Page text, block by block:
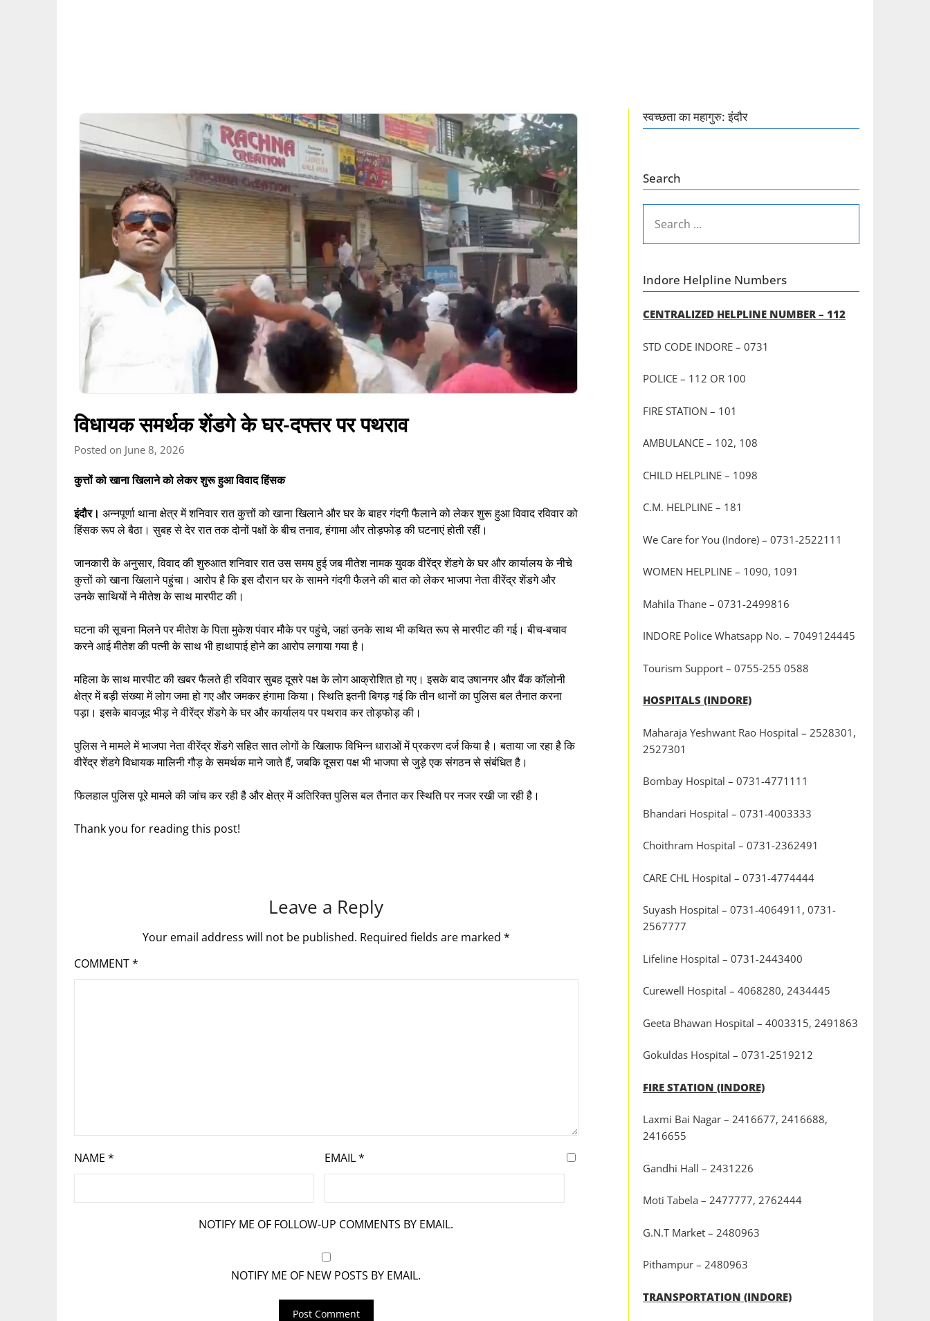
विधायक समर्थक शेंडगे के घर-दफ्तर पर पथराव
Posted on June 8, 2026
कुत्तों को खाना खिलाने को लेकर शुरू हुआ विवाद हिंसक
इंदौर। अन्नपूर्णा थाना क्षेत्र में शनिवार रात कुत्तों को खाना खिलाने और घर के बाहर गंदगी फैलाने को लेकर शुरू हुआ विवाद रविवार को
हिंसक रूप ले बैठा। सुबह से देर रात तक दोनों पक्षों के बीच तनाव, हंगामा और तोड़फोड़ की घटनाएं होती रहीं।
जानकारी के अनुसार, विवाद की शुरुआत शनिवार रात उस समय हुई जब मीतेश नामक युवक वीरेंद्र शेंडगे के घर और कार्यालय के नीचे
कुत्तों को खाना खिलाने पहुंचा। आरोप है कि इस दौरान घर के सामने गंदगी फैलने की बात को लेकर भाजपा नेता वीरेंद्र शेंडगे और
उनके साथियों ने मीतेश के साथ मारपीट की।
घटना की सूचना मिलने पर मीतेश के पिता मुकेश पंवार मौके पर पहुंचे, जहां उनके साथ भी कथित रूप से मारपीट की गई। बीच-बचाव
करने आई मीतेश की पत्नी के साथ भी हाथापाई होने का आरोप लगाया गया है।
महिला के साथ मारपीट की खबर फैलते ही रविवार सुबह दूसरे पक्ष के लोग आक्रोशित हो गए। इसके बाद उषानगर और बैंक कॉलोनी
क्षेत्र में बड़ी संख्या में लोग जमा हो गए और जमकर हंगामा किया। स्थिति इतनी बिगड़ गई कि तीन थानों का पुलिस बल तैनात करना
पड़ा। इसके बावजूद भीड़ ने वीरेंद्र शेंडगे के घर और कार्यालय पर पथराव कर तोड़फोड़ की।
पुलिस ने मामले में भाजपा नेता वीरेंद्र शेंडगे सहित सात लोगों के खिलाफ विभिन्न धाराओं में प्रकरण दर्ज किया है। बताया जा रहा है कि
वीरेंद्र शेंडगे विधायक मालिनी गौड़ के समर्थक माने जाते हैं, जबकि दूसरा पक्ष भी भाजपा से जुड़े एक संगठन से संबंधित है।
फिलहाल पुलिस पूरे मामले की जांच कर रही है और क्षेत्र में अतिरिक्त पुलिस बल तैनात कर स्थिति पर नजर रखी जा रही है।
Thank you for reading this post!
Leave a Reply
Your email address will not be published. Required fields are marked *
COMMENT*
NAME * EMAIL*
NOTIFY ME OF FOLLOW-UP COMMENTS BY EMAIL.
NOTIFY ME OF NEW POSTS BY EMAIL.
स्वच्छता का महागुरु: इंदौर
Search
FOR:
Indore Helpline Numbers
CENTRALIZED HELPLINE NUMBER – 112
STD CODE INDORE – 0731
POLICE – 112 OR 100
FIRE STATION – 101
AMBULANCE – 102, 108
CHILD HELPLINE – 1098
C.M. HELPLINE – 181
We Care for You (Indore) – 0731-2522111
WOMEN HELPLINE – 1090, 1091
Mahila Thane – 0731-2499816
INDORE Police Whatsapp No. – 7049124445
Tourism Support – 0755-255 0588
HOSPITALS (INDORE)
Maharaja Yeshwant Rao Hospital – 2528301,
2527301
Bombay Hospital – 0731-4771111
Bhandari Hospital – 0731-4003333
Choithram Hospital – 0731-2362491
CARE CHL Hospital – 0731-4774444
Suyash Hospital – 0731-4064911, 0731-
2567777
Lifeline Hospital – 0731-2443400
Curewell Hospital – 4068280, 2434445
Geeta Bhawan Hospital – 4003315, 2491863
Gokuldas Hospital – 0731-2519212
FIRE STATION (INDORE)
Laxmi Bai Nagar – 2416677, 2416688,
2416655
Gandhi Hall – 2431226
Moti Tabela – 2477777, 2762444
G.N.T Market – 2480963
Pithampur – 2480963
TRANSPORTATION (INDORE)